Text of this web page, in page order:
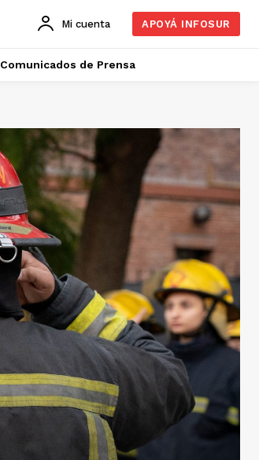
Mi cuenta APOYÁ INFOSUR
Comunicados de Prensa